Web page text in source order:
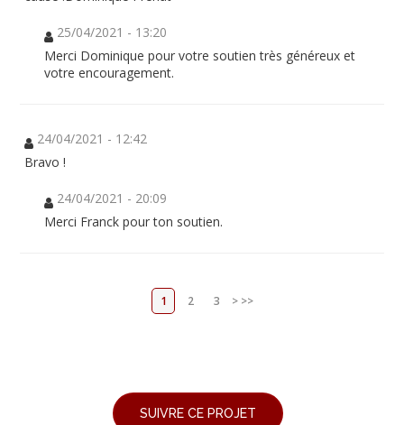
25/04/2021 - 13:20
Merci Dominique pour votre soutien très généreux et
votre encouragement.
24/04/2021 - 12:42
Bravo !
24/04/2021 - 20:09
Merci Franck pour ton soutien.
1 2 3 > >>